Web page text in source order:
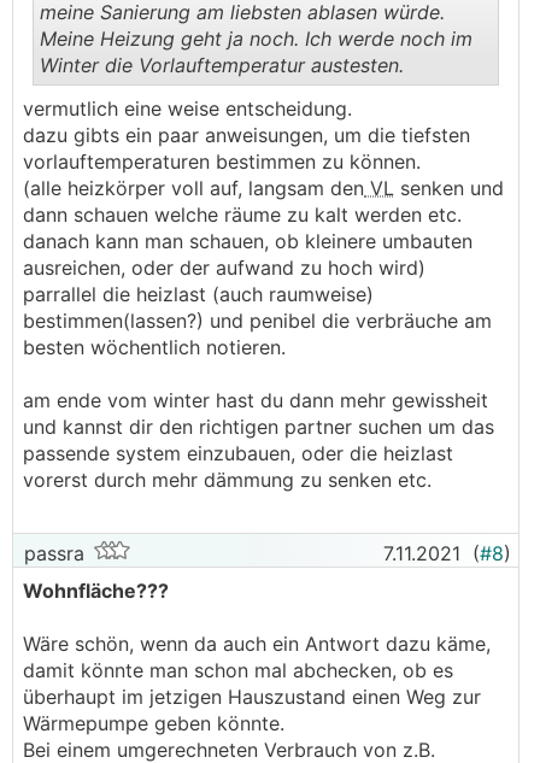
..
meine Sanierung am liebsten ablasen würde.
Meine Heizung geht ja noch. Ich werde noch im
Winter die Vorlauftemperatur austesten.
vermutlich eine weise entscheidung.
dazu gibts ein paar anweisungen, um die tiefsten
vorlauftemperaturen bestimmen zu können.
(alle heizkörper voll auf, langsam den VL senken und
dann schauen welche räume zu kalt werden etc.
danach kann man schauen, ob kleinere umbauten
ausreichen, oder der aufwand zu hoch wird)
parrallel die heizlast (auch raumweise)
bestimmen(lassen?) und penibel die verbräuche am
besten wöchentlich notieren.
am ende vom winter hast du dann mehr gewissheit
und kannst dir den richtigen partner suchen um das
passende system einzubauen, oder die heizlast
vorerst durch mehr dämmung zu senken etc.
passra 7.11.2021 (#8)
Wohnfläche???
Wäre schön, wenn da auch ein Antwort dazu käme,
damit könnte man schon mal abchecken, ob es
überhaupt im jetzigen Hauszustand einen Weg zur
Wärmepumpe geben könnte.
Bei einem umgerechneten Verbrauch von z.B.